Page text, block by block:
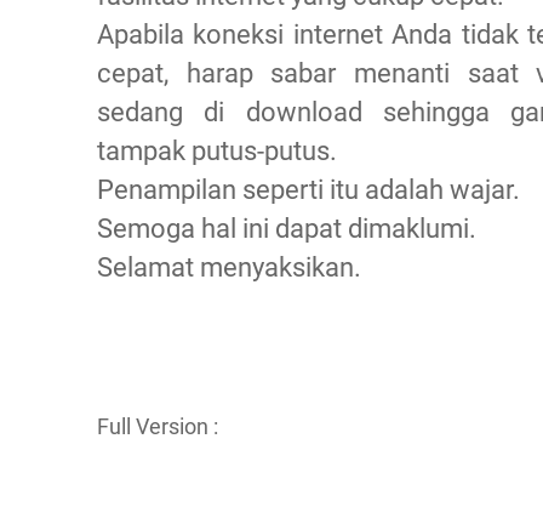
Apabila koneksi internet Anda tidak
cepat, harap sabar menanti saat
sedang di download sehingga
tampak putus-putus.
Penampilan seperti itu adalah wajar.
Semoga hal ini dapat dimaklumi.
Selamat menyaksikan.
Full Version :